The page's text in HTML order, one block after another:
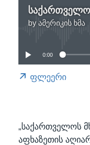
საქართველო
byამერიკის ხმა
0:00
ფლეერი
„საქართველოს
აფხაზეთის